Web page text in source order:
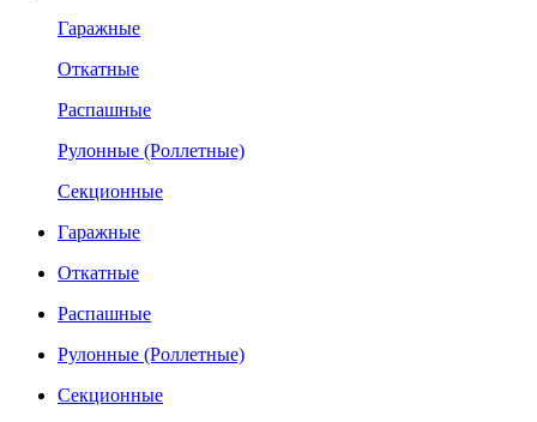
Гаражные
Откатные
Распашные
Рулонные (Роллетные)
Секционные
Гаражные
Откатные
Распашные
Рулонные (Роллетные)
Секционные